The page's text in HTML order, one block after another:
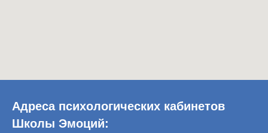
Адреса психологических кабинетов
Школы Эмоций: